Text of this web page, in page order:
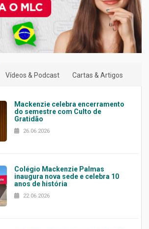
Vídeos & Podcast Cartas & Artigos
Mackenzie celebra encerramento
do semestre com Culto de
Gratidão
26.06.2026
Colégio Mackenzie Palmas
inaugura nova sede e celebra 10
anos de história
22.06.2026